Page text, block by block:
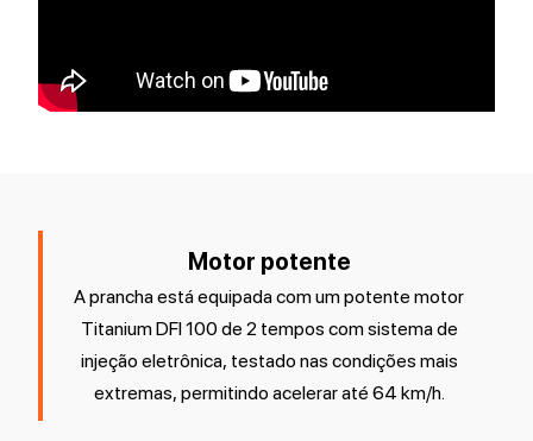
Motor potente
A prancha está equipada com um potente motor
Titanium DFI 100 de 2 tempos com sistema de
injeção eletrônica, testado nas condições mais
extremas, permitindo acelerar até 64 km/h.